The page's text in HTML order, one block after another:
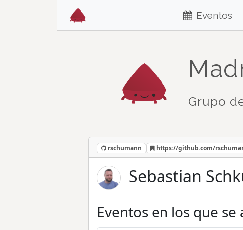
Eventos
Grupo
rschumann https://github.com/
Sebastian
Eventos en los que se